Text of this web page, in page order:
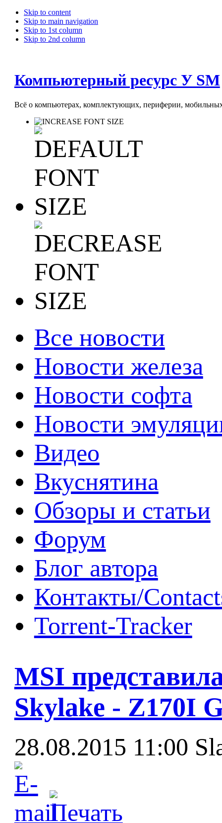
Skip to content
Skip to main navigation
Skip to 1st column
Skip to 2nd column
Компьютерный ресурс У SM
Всё о компьютерах, комплектующих, периферии, мобильных
Все новости
Новости железа
Новости софта
Новости
Видео
Вкуснятина
Обзоры и статьи
Форум
Блог автора
Контакты/
Torrent-Tracker
MSI
Skylake - Z170I
28.08.2015 11:00